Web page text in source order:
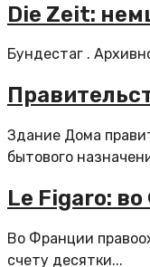
Die Zeit:
Бундестаг .
Здание Дома
бытового
Le Figaro:
Во Франции
счету десятки...